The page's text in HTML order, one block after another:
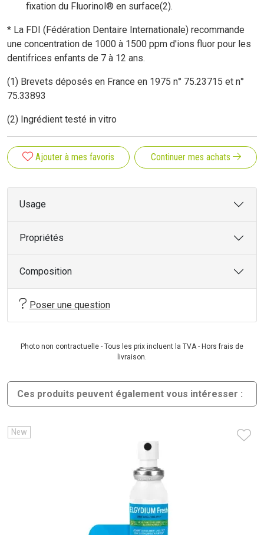
fixation du Fluorinol® en surface(2).
* La FDI (Fédération Dentaire Internationale) recommande
une concentration de 1000 à 1500 ppm d'ions fluor pour les
dentifrices enfants de 7 à 12 ans.
(1) Brevets déposés en France en 1975 n° 75.23715 et n°
75.33893
(2) Ingrédient testé in vitro
Ajouter à mes favoris Continuer mes achats
Usage
Propriétés
Composition
Poser une question
Photo non contractuelle - Tous les prix incluent la TVA - Hors frais de
livraison.
Ces produits peuvent également vous intéresser :
New